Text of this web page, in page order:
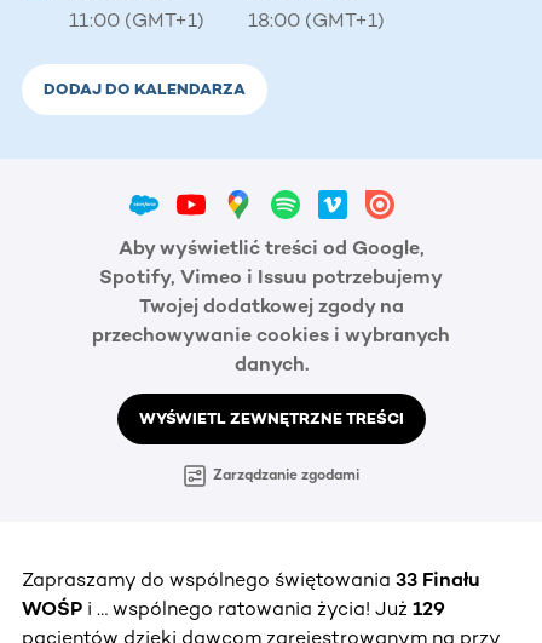
11:00 (GMT+1) 18:00 (GMT+1)
DODAJ DO KALENDARZA
Aby wyświetlić treści od Google,
Spotify, Vimeo i Issuu potrzebujemy
Twojej dodatkowej zgody na
przechowywanie cookies i wybranych
danych.
WYŚWIETL ZEWNĘTRZNE TREŚCI
Zarządzanie zgodami
Zapraszamy do wspólnego świętowania 33 Finału
WOŚP i … wspólnego ratowania życia! Już 129
pacjentów dzięki dawcom zarejestrowanym na przy